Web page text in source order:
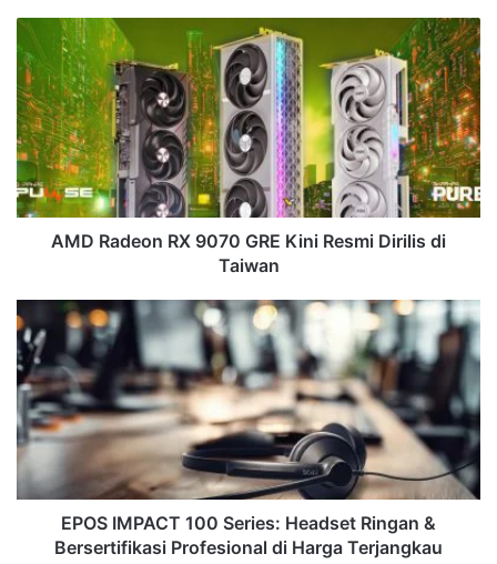
AMD
Radeon
RX
9070
GRE
Kini
Resmi
Dirilis
di
TaiwanAMD Radeon RX 9070 GRE Kini Resmi Dirilis di
Taiwan
EPOS
IMPACT
100
Series:
Headset
Ringan
&
Bersertifikasi
Profesional
Harga
EPOS IMPACT 100 Series: Headset Ringan &
Bersertifikasi Profesional di Harga Terjangkau